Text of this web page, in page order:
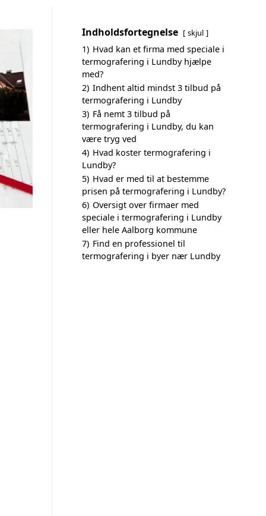
Indholdsfortegnelse skjul
1) Hvad kan et firma med speciale i
termografering i Lundby hjælpe
med?
2) Indhent altid mindst 3 tilbud på
termografering i Lundby
3) Få nemt 3 tilbud på
termografering i Lundby, du kan
være tryg ved
4) Hvad koster termografering i
Lundby?
5) Hvad er med til at bestemme
prisen på termografering i Lundby?
6) Oversigt over firmaer med
speciale i termografering i Lundby
eller hele Aalborg kommune
7) Find en professionel til
termografering i byer nær Lundby